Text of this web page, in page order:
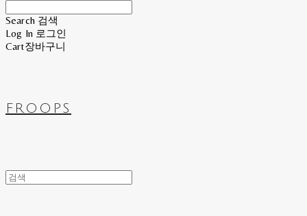
Search 검색
Log In 로그인
Cart장바구니
FROOPS